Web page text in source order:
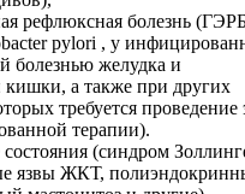
рефлюксная болезнь
pylori , у
болезнью желудка и
кишки, а также при других
требуется
терапии).
(синдром
язвы ЖКТ,